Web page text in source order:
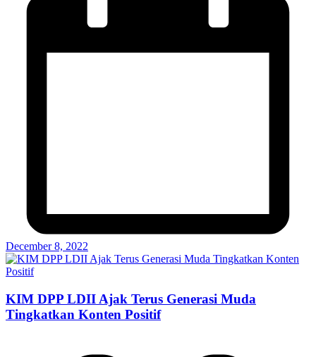
December 8, 2022
KIM DPP LDII Ajak Terus Generasi Muda
Tingkatkan Konten Positif